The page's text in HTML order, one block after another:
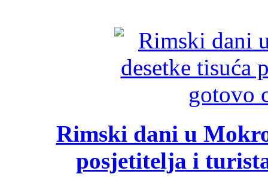
Rimski dani u
posjetitelja i